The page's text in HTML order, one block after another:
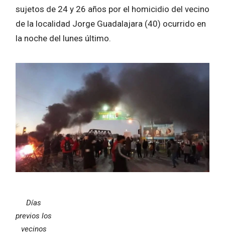
sujetos de 24 y 26 años por el homicidio del vecino
de la localidad Jorge Guadalajara (40) ocurrido en
la noche del lunes último.
Días
previos los
vecinos